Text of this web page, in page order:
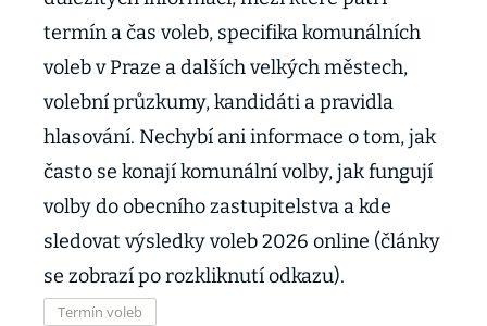
termín a čas voleb, specifika komunálních
voleb v Praze a dalších velkých městech,
volební průzkumy, kandidáti a pravidla
hlasování. Nechybí ani informace o tom, jak
často se konají komunální volby, jak fungují
volby do obecního zastupitelstva a kde
sledovat výsledky voleb 2026 online (články
se zobrazí po rozkliknutí odkazu).
Termín voleb